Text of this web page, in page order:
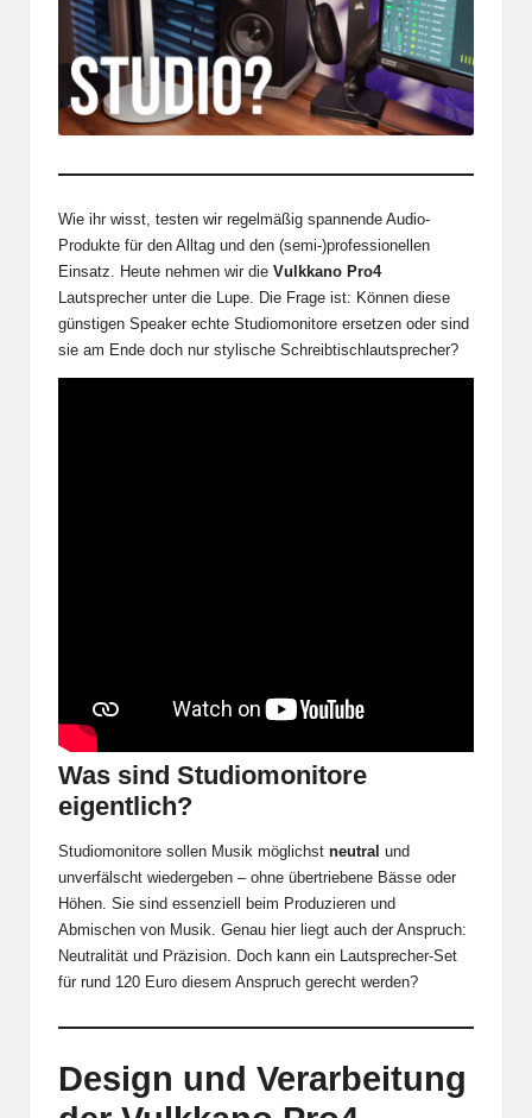
Wie ihr wisst, testen wir regelmäßig spannende Audio-
Produkte für den Alltag und den (semi-)professionellen
Einsatz. Heute nehmen wir die Vulkkano Pro4
Lautsprecher unter die Lupe. Die Frage ist: Können diese
günstigen Speaker echte Studiomonitore ersetzen oder sind
sie am Ende doch nur stylische Schreibtischlautsprecher?
Was sind Studiomonitore
eigentlich?
Studiomonitore sollen Musik möglichst neutral und
unverfälscht wiedergeben – ohne übertriebene Bässe oder
Höhen. Sie sind essenziell beim Produzieren und
Abmischen von Musik. Genau hier liegt auch der Anspruch:
Neutralität und Präzision. Doch kann ein Lautsprecher-Set
für rund 120 Euro diesem Anspruch gerecht werden?
Design und Verarbeitung